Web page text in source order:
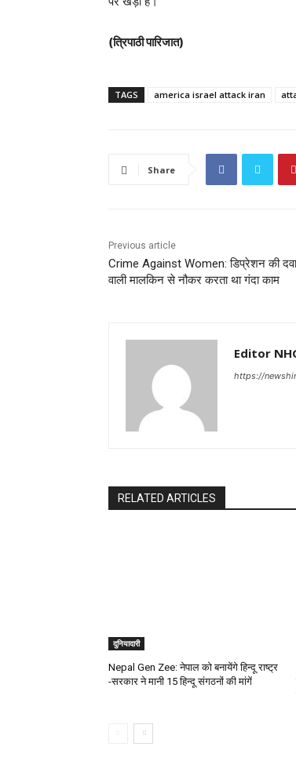
(त्रिपाठी पारिजात)
TAGS america israel attack iran
Share
Previous article
Crime Against Women: डिप्रेशन की
वाली मालकिन से नौकर करता था गंदा काम
Editor
https://
RELATED ARTICLES
दुनियादारी
Nepal Gen Zee: नेपाल को बनायेंगे हिन्दू राष्ट्र
-सरकार ने मानी 15 हिन्दू संगठनों की मांगें